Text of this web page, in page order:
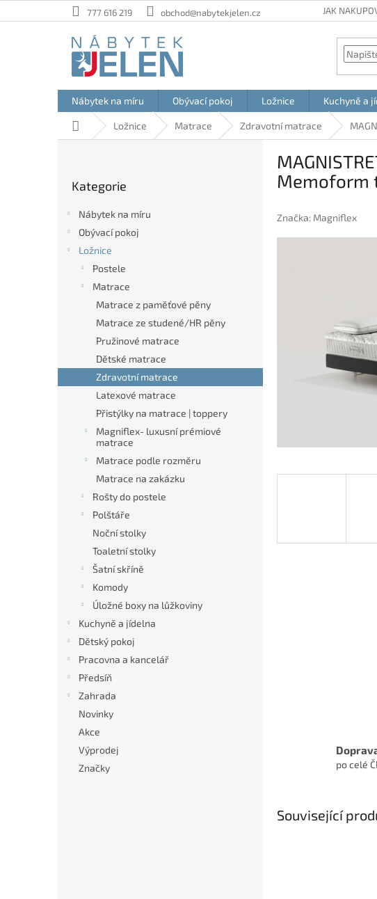
na
777 616 219 obchod@nabytekjelen.cz JAK
Nábytek na míru Obývací pokoj Ložnice Kuchyně a
Domů Ložnice Matrace Zdravotní matrace
kategorie
Kategorie
Nábytek na míru
Obývací pokoj
Ložnice
Postele
Matrace
Matrace z paměťové pěny
Matrace ze studené/HR pěny
Pružinové matrace
Dětské matrace
Zdravotní matrace
Latexové matrace
Přistýlky na matrace | toppery
Magniflex- luxusní prémiové
matrace
Matrace podle rozměru
Matrace na zakázku
Rošty do postele
Polštáře
Noční stolky
Toaletní stolky
Šatní skříně
Komody
Úložné boxy na lůžkoviny
Kuchyně a jídelna
Dětský pokoj
Pracovna a kancelář
Předsíň
Zahrada
Novinky
Akce
Výprodej
Značky
Memoform
Značka: Magniflex
po celé
Související